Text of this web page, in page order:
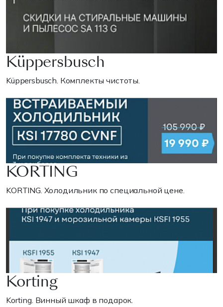
Küppersbusch
Küppersbusch. Комплекты чистоты.
KORTING
KORTING. Холодильник по специальной цене.
Korting
Korting. Винный шкаф в подарок.